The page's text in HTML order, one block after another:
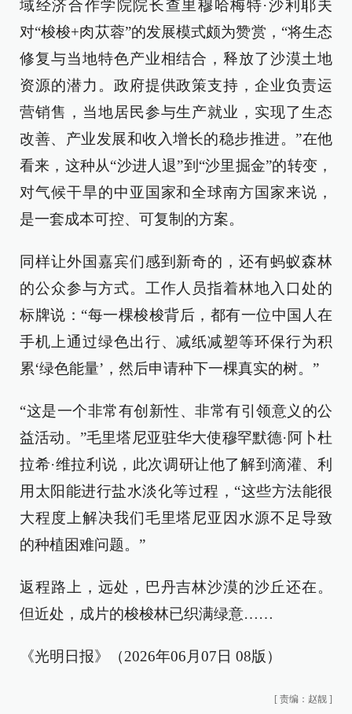
域经济合作学院院长查里穆哈梅特·沙利耶夫
对“梭梭+肉苁蓉”的发展模式颇为赞赏，“将生态
修复与当地特色产业相结合，释放了沙漠土地
资源的潜力。政府提供政策支持，企业负责运
营销售，当地居民参与生产就业，实现了生态
改善、产业发展和收入增长的稳步推进。”在他
看来，这种从“沙进人退”到“沙里掘金”的转变，
对气候干旱的中亚国家和全球南方国家来说，
是一套成本可控、可复制的方案。
同样让外国嘉宾们感到新奇的，还有蚂蚁森林
的公众参与方式。工作人员指着林地入口处的
标牌说：“每一棵梭梭背后，都有一位中国人在
手机上通过绿色出行、减纸减塑等环保行为积
累‘绿色能量’，然后申请种下一棵真实的树。”
“这是一个非常有创新性、非常有引领意义的公
益活动。”毛里塔尼亚驻华大使穆罕默德·阿卜杜
拉希·维拉利说，此次调研让他了解到滴灌、利
用太阳能进行盐水淡化等过程，“这些方法能很
大程度上解决我们毛里塔尼亚因水源不足导致
的种植困难问题。”
返程路上，远处，巴丹吉林沙漠的沙丘还在。
但近处，成片的梭梭林已织满绿意……
《光明日报》（2026年06月07日 08版）
[ 责编：赵靓 ]